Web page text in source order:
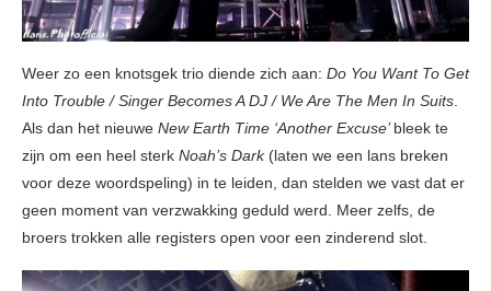
Weer zo een knotsgek trio diende zich aan: Do You Want To Get
Into Trouble / Singer Becomes A DJ / We Are The Men In Suits
Als dan het nieuwe New Earth Time ‘Another Excuse’bleek te
zijn om een heel sterk Noah’s Dark(laten we een lans breken
voor deze woordspeling) in te leiden, dan stelden we vast dat er
geen moment van verzwakking geduld werd. Meer zelfs, de
broers trokken alle registers open voor een zinderend slot.